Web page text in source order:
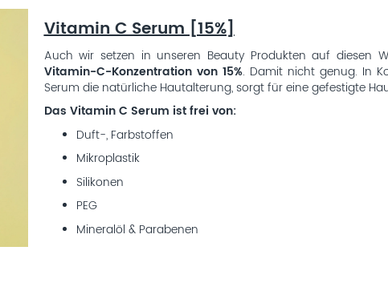
Vitamin C Serum [15%]
Auch wir setzen in unseren Beauty Produkten auf diesen
Vitamin-C-Konzentration von 15%. Damit nicht genug. In
Serum die natürliche Hautalterung, sorgt für eine gefestigte
Das Vitamin C Serum ist frei von:
Duft-, Farbstoffen
Mikroplastik
Silikonen
PEG
Mineralöl & Parabenen